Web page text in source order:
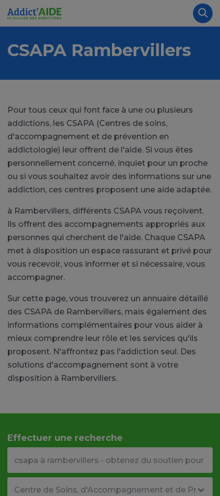
Aller au contenu principal
CSAPA Rambervillers
Pour tous ceux qui font face à une ou plusieurs
addictions, les CSAPA (Centres de soins,
d'accompagnement et de prévention en
addictologie) leur offrent de l'aide. Si vous êtes
personnellement concerné, inquiet pour un proche
ou si vous souhaitez avoir des informations sur une
addiction, ces centres proposent une aide adaptée.
à Rambervillers, différents CSAPA vous reçoivent.
Ils offrent des accompagnements appropriés aux
personnes qui cherchent de l'aide. Chaque CSAPA
met à disposition un espace rassurant et privé pour
vous recevoir, vous informer et si nécessaire, vous
accompagner.
Sur cette page, vous trouverez un annuaire détaillé
des CSAPA de Rambervillers, mais également des
informations complémentaires pour vous aider à
mieux comprendre leur rôle et les services qu'ils
proposent. N'affrontez pas l'addiction seul. Des
solutions d'accompagnement sont à votre
disposition à Rambervillers.
Effectuer une recherche
Panneau de gestion des cookies